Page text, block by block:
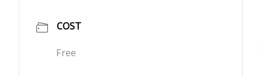
COST
Free